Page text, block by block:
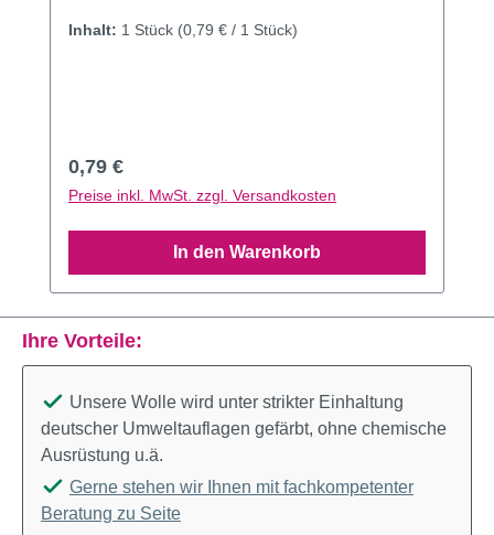
Inhalt: 1 Stück (0,79 € / 1 Stück)
Regulärer Preis:
0,79 €
Preise inkl. MwSt. zzgl. Versandkosten
In den Warenkorb
Ihre Vorteile:
Unsere Wolle wird unter strikter Einhaltung
deutscher Umweltauflagen gefärbt, ohne chemische
Ausrüstung u.ä.
Gerne stehen wir Ihnen mit fachkompetenter
Beratung zu Seite